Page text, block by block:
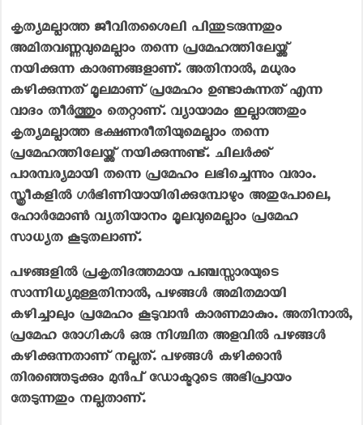
കൃത്യമല്ലാത്ത ജീവിതശൈലി പിന്തുടരുന്നതും
അമിതവണ്ണവുമെല്ലാം തന്നെ പ്രമേഹത്തിലേയ്ക്ക്
നയിക്കുന്ന കാരണങ്ങളാണ്. അതിനാല്‍, മധുരം
കഴിക്കുന്നത് മൂലമാണ് പ്രമേഹം ഉണ്ടാകുന്നത് എന്ന
വാദം തീര്‍ത്തും തെറ്റാണ്. വ്യായാമം ഇല്ലാത്തതും
കൃത്യമല്ലാത്ത ഭക്ഷണരീതിയുമെല്ലാം തന്നെ
പ്രമേഹത്തിലേയ്ക്ക് നയിക്കുന്നുണ്ട്. ചിലര്‍ക്ക്
പാരമ്പര്യമായി തന്നെ പ്രമേഹം ലഭിച്ചെന്നും വരാം.
സ്ത്രീകളില്‍ ഗര്‍ഭിണിയായിരിക്കുമ്പോഴും അതുപോലെ,
ഹോര്‍മോണ്‍ വ്യതിയാനം മൂലവുമെല്ലാം പ്രമേഹ
സാധ്യത കൂടുതലാണ്.
പഴങ്ങളില്‍ പ്രകൃതിദത്തമായ പഞ്ചസ്സാരയുടെ
സാന്നിധ്യമുള്ളതിനാല്‍, പഴങ്ങള്‍ അമിതമായി
കഴിച്ചാലും പ്രമേഹം കൂടുവാന്‍ കാരണമാകും. അതിനാല്‍,
പ്രമേഹ രോഗികൾ ഒരു നിശ്ചിത അളവില്‍ പഴങ്ങള്‍
കഴിക്കുന്നതാണ് നല്ലത്. പഴങ്ങള്‍ കഴിക്കാന്‍
തിരഞ്ഞെടുക്കും മുന്‍പ് ഡോക്ടറുടെ അഭിപ്രായം
തേടുന്നതും നല്ലതാണ്.